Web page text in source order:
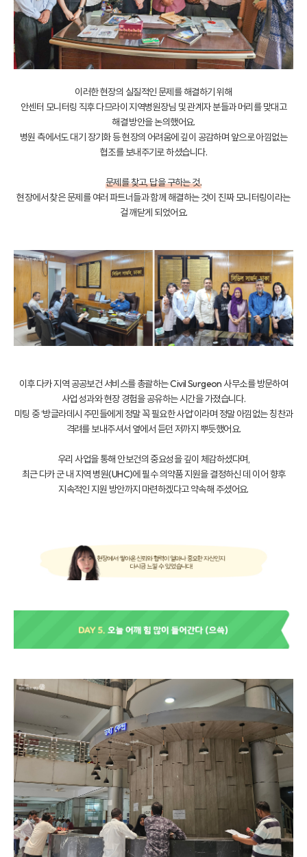
이러한 현장의 실질적인 문제를 해결하기 위해
안센터 모니터링 직후 다므라이 지역병원장님 및 관계자 분들과 머리를 맞대고
해결 방안을 논의했어요.
병원 측에서도 대기 장기화 등 현장의 어려움에 깊이 공감하며 앞으로 아낌없는
협조를 보내주기로 하셨습니다.
문제를 찾고, 답을 구하는 것.
현장에서 찾은 문제를 여러 파트너들과 함께 해결하는 것이 진짜 모니터링이라는
걸 깨닫게 되었어요.
이후 다카 지역 공공보건 서비스를 총괄하는 Civil Surgeon 사무소를 방문하여
사업 성과와 현장 경험을 공유하는 시간을 가졌습니다.
미팅 중 ‘방글라데시 주민들에게 정말 꼭 필요한 사업’이라며 정말 아낌없는 칭찬과
격려를 보내주셔서 옆에서 듣던 저까지 뿌듯했어요.
우리 사업을 통해 안보건의 중요성을 깊이 체감하셨다며,
최근 다카 군 내 지역 병원(UHC)에 필수 의약품 지원을 결정하신 데 이어 향후
지속적인 지원 방안까지 마련하겠다고 약속해 주셨어요.